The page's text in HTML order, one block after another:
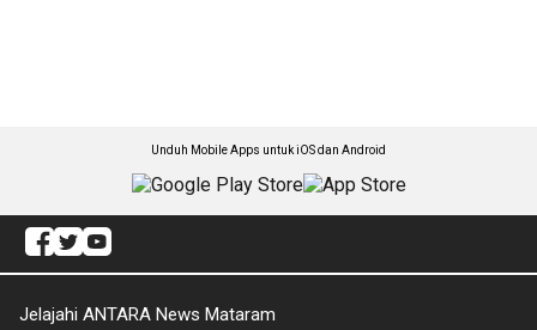
Unduh Mobile Apps untuk iOS dan Android
Jelajahi ANTARA News Mataram